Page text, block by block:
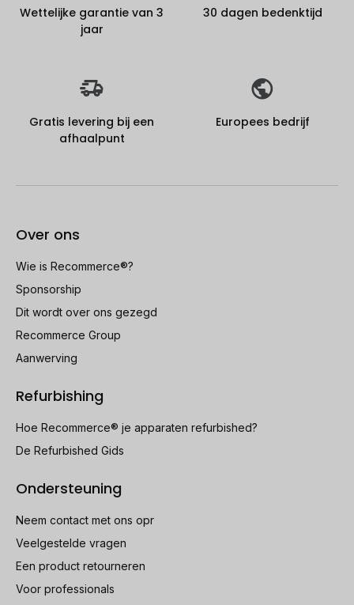
Wettelijke garantie van 3
jaar
30 dagen bedenktijd
Gratis levering bij een
afhaalpunt
Europees bedrijf
Over ons
Wie is Recommerce®?
Sponsorship
Dit wordt over ons gezegd
Recommerce Group
Aanwerving
Refurbishing
Hoe Recommerce® je apparaten refurbished?
De Refurbished Gids
Ondersteuning
Neem contact met ons opr
Veelgestelde vragen
Een product retourneren
Voor professionals